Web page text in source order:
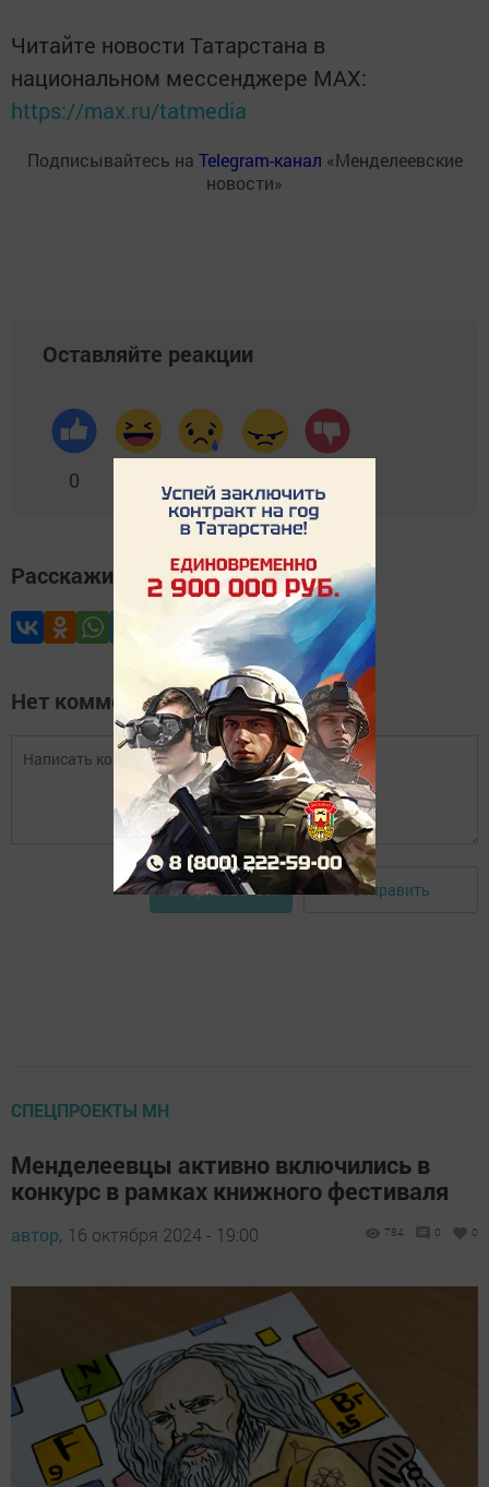
Читайте новости Татарстана в
национальном мессенджере MАХ:
https://max.ru/tatmedia
Подписывайтесь на Telegram-канал «Менделеевские
новости»
Оставляйте реакции
0
Расскажите друзьям
Нет комментариев
Авторизоваться Отправить
СПЕЦПРОЕКТЫ МН
Менделеевцы активно включились в
конкурс в рамках книжного фестиваля
автор, 16 октября 2024 - 19:00 784 0 0